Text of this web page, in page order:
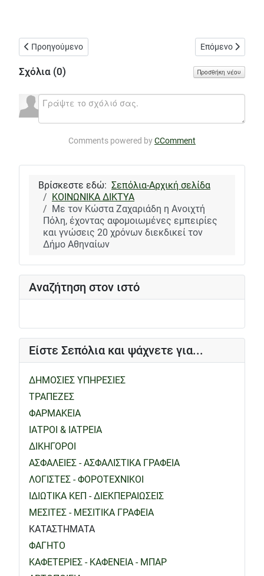
Αναζήτηση στον ιστό
Είστε Σεπόλια και ψάχνετε για...
ΔΗΜΟΣΙΕΣ ΥΠΗΡΕΣΙΕΣ
ΤΡΑΠΕΖΕΣ
ΦΑΡΜΑΚΕΙΑ
ΙΑΤΡΟΙ & ΙΑΤΡΕΙΑ
ΔΙΚΗΓΟΡΟΙ
ΑΣΦΑΛΕΙΕΣ - ΑΣΦΑΛΙΣΤΙΚΑ ΓΡΑΦΕΙΑ
ΛΟΓΙΣΤΕΣ - ΦΟΡΟΤΕΧΝΙΚΟΙ
ΙΔΙΩΤΙΚΑ ΚΕΠ - ΔΙΕΚΠΕΡΑΙΩΣΕΙΣ
ΜΕΣΙΤΕΣ - ΜΕΣΙΤΙΚΑ ΓΡΑΦΕΙΑ
ΚΑΤΑΣΤΗΜΑΤΑ
ΦΑΓΗΤΟ
ΚΑΦΕΤΕΡΙΕΣ - ΚΑΦΕΝΕΙΑ - ΜΠΑΡ
Προηγούμενο άρθρο: Κώστας Αρβανίτης / Πιάσαμε πάτο σε
Προηγούμενο Επόμενο άρθρο:
Επόμενο
Σχόλια (0) Προσθήκη νέου
Comments powered byCComment
Βρίσκεστε εδώ: Σεπόλια-Αρχική σελίδα
ΚΟΙΝΩΝΙΚΑ ΔΙΚΤΥΑ
Με τον Κώστα Ζαχαριάδη η Ανοιχτή
Πόλη, έχοντας αφομοιωμένες εμπειρίες
και γνώσεις 20 χρόνων διεκδικεί τον
Δήμο Αθηναίων